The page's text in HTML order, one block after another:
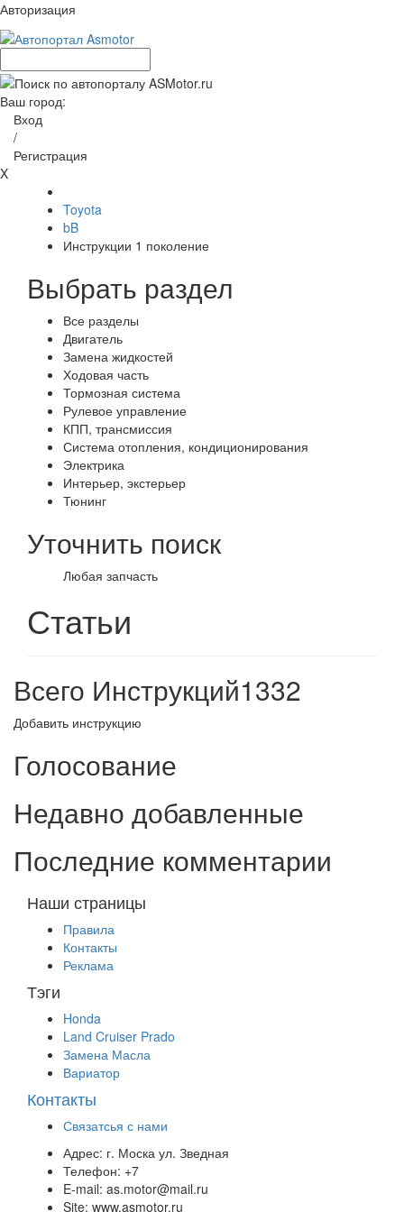
Авторизация
Ваш город:
Вход
/
Регистрация
X
Toyota
bB
Инструкции 1 поколение
Выбрать раздел
Все разделы
Двигатель
Замена жидкостей
Ходовая часть
Тормозная система
Рулевое управление
КПП, трансмиссия
Система отопления, кондиционирования
Электрика
Интерьер, экстерьер
Тюнинг
Уточнить поиск
Любая запчасть
Статьи
Всего Инструкций1332
Добавить инструкцию
Голосование
Недавно добавленные
Последние комментарии
Наши страницы
Правила
Контакты
Реклама
Тэги
Honda
Land Cruiser Prado
Замена Масла
Вариатор
Контакты
Связатсья с нами
Адрес: г. Моска ул. Зведная
Телефон: +7
E-mail: as.motor@mail.ru
Site: www.asmotor.ru